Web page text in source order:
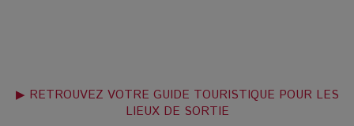
▶ RETROUVEZ VOTRE GUIDE TOURISTIQUE POUR LES
LIEUX DE SORTIE